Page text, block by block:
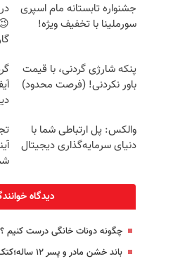
جشنواره تابستانه مام اسپری
سورملینا با تخفیف ویژه!
پنکه شارژی گردنی، با قیمت
باور نکردنی! (فرصت محدود)
والکس: پل ارتباطی شما با
دنیای سرمایه‌گذاری دیجیتال
دیدگاه
چگونه دونات خانگی درست کنیم
باند خشن مادر و پسر ۱۲ ساله؛‌کتک زدن زنان‌ سالخورده و سرقت